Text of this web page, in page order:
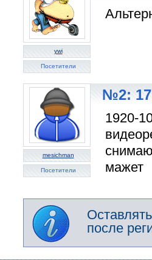
ywi
Посетители
mesichman
Посетители
№2: 17
1920-
мажет
после